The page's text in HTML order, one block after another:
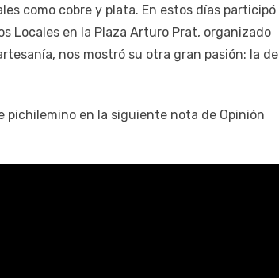
como cobre y plata. En estos días participó
Locales en la Plaza Arturo Prat, organizado
nos mostró su otra gran pasión: la de
pichilemino en la siguiente nota de Opinión